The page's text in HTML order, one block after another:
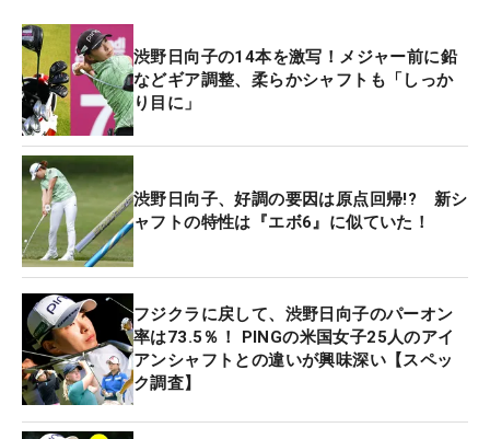
渋野日向子の14本を激写！メジャー前に鉛
などギア調整、柔らかシャフトも「しっか
り目に」
渋野日向子、好調の要因は原点回帰!? 新シ
ャフトの特性は『エボ6』に似ていた！
フジクラに戻して、渋野日向子のパーオン
率は73.5％！ PINGの米国女子25人のアイ
アンシャフトとの違いが興味深い【スペッ
ク調査】